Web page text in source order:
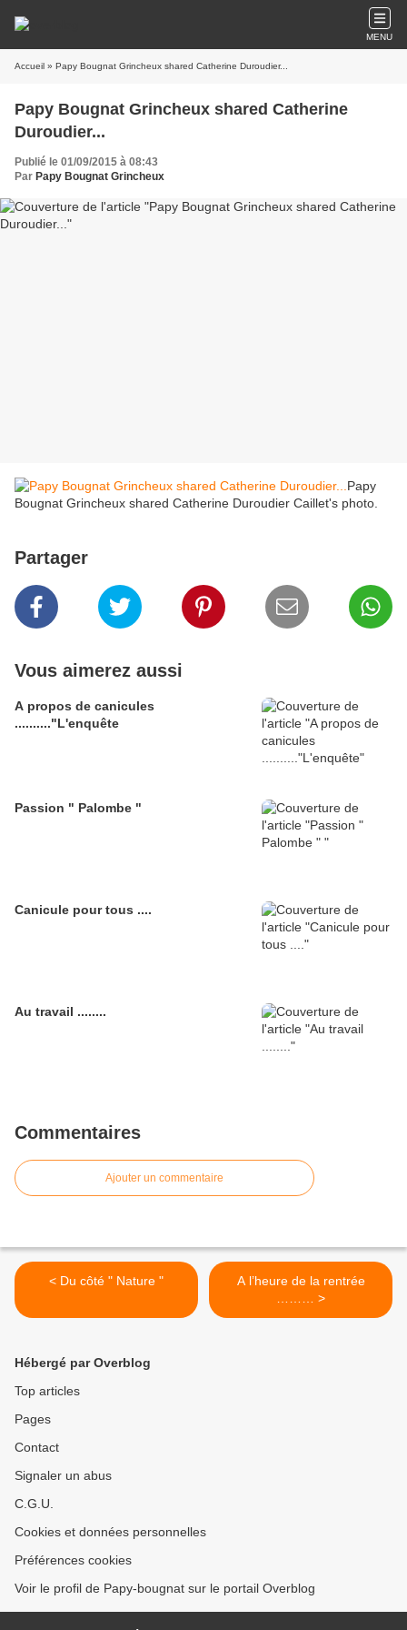
MENU
Accueil » Papy Bougnat Grincheux shared Catherine Duroudier...
Papy Bougnat Grincheux shared Catherine
Duroudier...
Publié le 01/09/2015 à 08:43
Par Papy Bougnat Grincheux
Papy
Bougnat Grincheux shared Catherine Duroudier Caillet's photo.
Partager
Vous aimerez aussi
A propos de canicules
.........."L'enquête
Passion " Palombe "
Canicule pour tous ....
Au travail ........
Commentaires
Ajouter un commentaire
< Du côté " Nature "
A l’heure de la rentrée
……… >
Hébergé par Overblog
Top articles
Pages
Contact
Signaler un abus
C.G.U.
Cookies et données personnelles
Préférences cookies
Voir le profil de Papy-bougnat sur le portail Overblog